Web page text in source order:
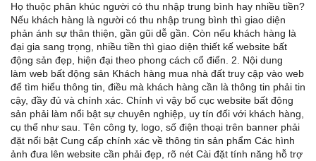
Họ thuộc phân khúc người có thu nhập trung bình hay nhiều tiền?
Nếu khách hàng là người có thu nhập trung bình thì giao diện
phản ánh sự thân thiện, gần gũi dễ gần. Còn nếu khách hàng là
đại gia sang trọng, nhiều tiền thì giao diện thiết kế website bất
động sản đẹp, hiện đại theo phong cách cổ điển. 2. Nội dung
làm web bất động sản Khách hàng mua nhà đất truy cập vào web
để tìm hiểu thông tin, điều mà khách hàng cần là thông tin phải tin
cậy, đầy đủ và chính xác. Chính vì vậy bố cục website bất động
sản phải làm nổi bật sự chuyên nghiệp, uy tín đối với khách hàng,
cụ thể như sau. Tên công ty, logo, số điện thoại trên banner phải
đặt nổi bật Cung cấp chính xác về thông tin sản phẩm Các hình
ảnh đưa lên website cần phải đẹp, rõ nét Cài đặt tính năng hỗ trợ